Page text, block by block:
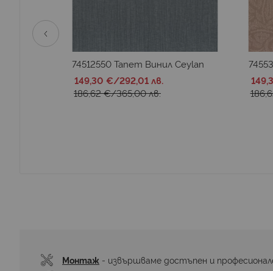
74512550 Тапет Винил Ceylan
149,30 €/292,01 лв.
186,62 €/365,00 лв.
Монтаж - извършваме достъпен и